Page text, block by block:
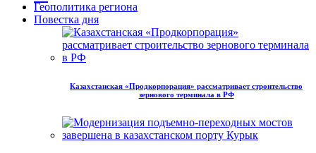
Геополитика региона
Повестка дня
Казахстанская «Продкорпорация» рассматривает строительство
зернового терминала в РФ